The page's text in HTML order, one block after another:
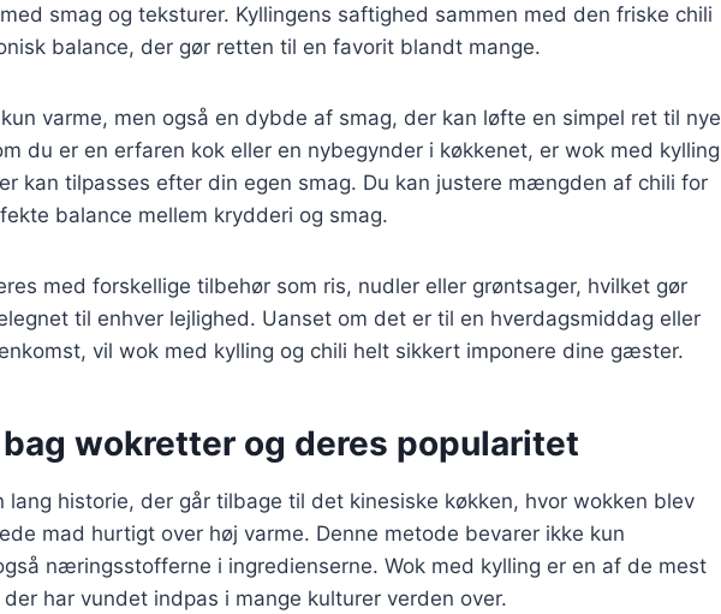
smag og teksturer. Kyllingens saftighed sammen med den friske chili
balance, der gør retten til en favorit blandt mange.
varme, men også en dybde af smag, der kan løfte en simpel ret til nye
du er en erfaren kok eller en nybegynder i køkkenet, er wok med kylling
kan tilpasses efter din egen smag. Du kan justere mængden af chili for
balance mellem krydderi og smag.
med forskellige tilbehør som ris, nudler eller grøntsager, hvilket gør
til enhver lejlighed. Uanset om det er til en hverdagsmiddag eller
vil wok med kylling og chili helt sikkert imponere dine gæster.
wokretter og deres popularitet
lang historie, der går tilbage til det kinesiske køkken, hvor wokken blev
mad hurtigt over høj varme. Denne metode bevarer ikke kun
næringsstofferne i ingredienserne. Wok med kylling er en af de mest
har vundet indpas i mange kulturer verden over.